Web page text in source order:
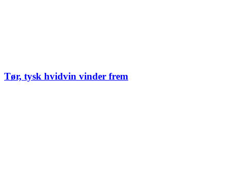
Tør, tysk hvidvin vinder frem